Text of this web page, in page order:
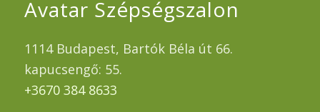
Avatar Szépségszalon
1114 Budapest, Bartók Béla út 66.
kapucsengő: 55.
+3670 384 8633